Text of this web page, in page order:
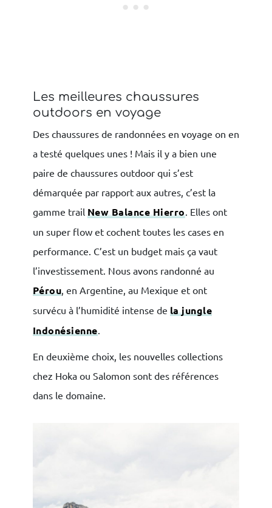
Les meilleures chaussures
outdoors en voyage
Des chaussures de randonnées en voyage on en
a testé quelques unes ! Mais il y a bien une
paire de chaussures outdoor qui s’est
démarquée par rapport aux autres, c’est la
gamme trail New Balance Hierro . Elles ont
un super flow et cochent toutes les cases en
performance. C’est un budget mais ça vaut
l’investissement. Nous avons randonné au
Pérou , en Argentine, au Mexique et ont
survécu à l’humidité intense de la jungle
Indonésienne
En deuxième choix, les nouvelles collections
chez Hoka ou Salomon sont des références
dans le domaine.